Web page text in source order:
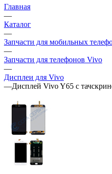
Запчасти для мобильных
Запчасти для телефонов Vivo
Дисплеи для Vivo